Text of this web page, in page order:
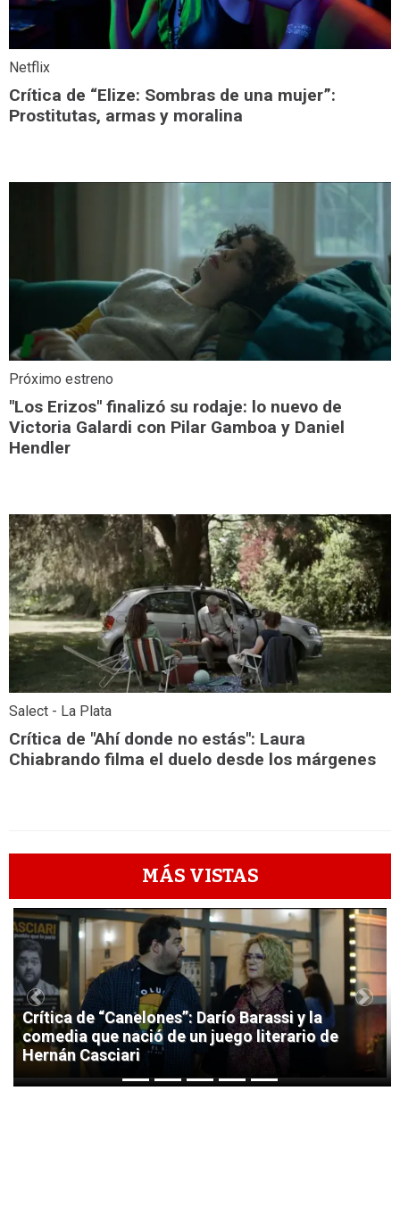
Netflix
Crítica de “Elize: Sombras de una mujer”:
Prostitutas, armas y moralina
Próximo estreno
"Los Erizos" finalizó su rodaje: lo nuevo de
Victoria Galardi con Pilar Gamboa y Daniel
Hendler
Salect - La Plata
Crítica de "Ahí donde no estás": Laura
Chiabrando filma el duelo desde los márgenes
MÁS VISTAS
1
Crítica de “Canelones”: Darío Barassi y la
comedia que nació de un juego literario de
Hernán Casciari
Previous Next